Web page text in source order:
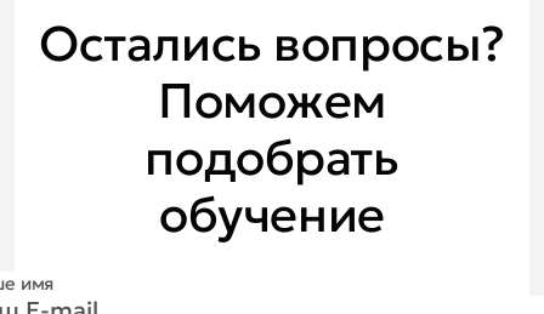
Остались вопросы?
Поможем
подобрать
обучение